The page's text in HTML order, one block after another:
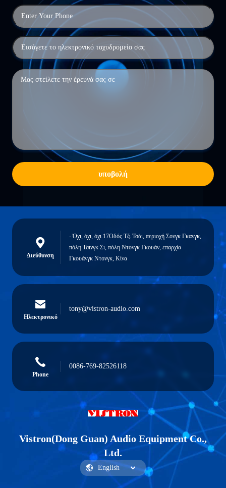
υποβολή
Διεύθυνση
- Όχι, όχι, όχι.17Οδός Τζι Τσάι, περιοχή Σονγκ Γκανγκ,
πόλη Τσινγκ Σι, πόλη Ντονγκ Γκουάν, επαρχία
Γκουάνγκ Ντονγκ, Κίνα
Ηλεκτρονικό
tony@vistron-audio.com
Phone
0086-769-82526118
Vistron(Dong Guan) Audio Equipment Co.,
Ltd.